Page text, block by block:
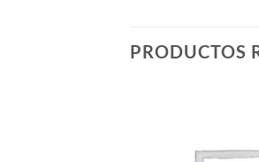
PRODUCTOS